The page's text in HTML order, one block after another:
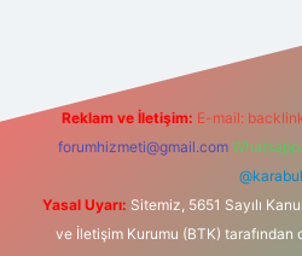
Reklam ve İletişim: E-mail:
forumhizmeti@gmail.com
@karabul
Yasal Uyarı: Sitemiz, 5651 Sayılı
ve İletişim Kurumu (BTK) tarafından